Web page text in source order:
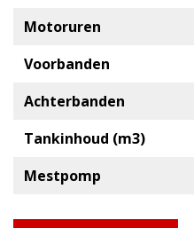
Motoruren
Voorbanden
Achterbanden
Tankinhoud (m3)
Mestpomp